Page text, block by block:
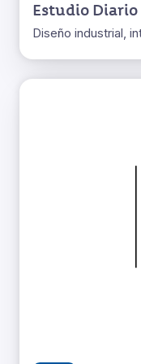
Estudio Diario
Diseño industrial,